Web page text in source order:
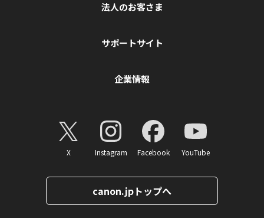
法人のお客さま
サポートサイト
企業情報
X Instagram Facebook YouTube
canon.jpトップへ